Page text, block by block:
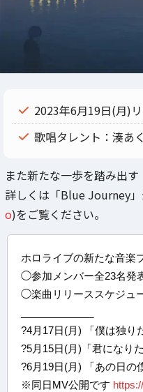
2023年6月19日(月)
歌唱タレント：湊あ
また新たな一歩を踏み出
詳しくは「Blue Journey
o)をご覧ください。
ホロライブの新たな音楽
◯参加メンバー全23名発
◯楽曲リリーススケジュ
?4月17日(月) 「僕は独り
?5月15日(月)「君になりた
?6月19日(月) 「あの日の
※同日MV公開です